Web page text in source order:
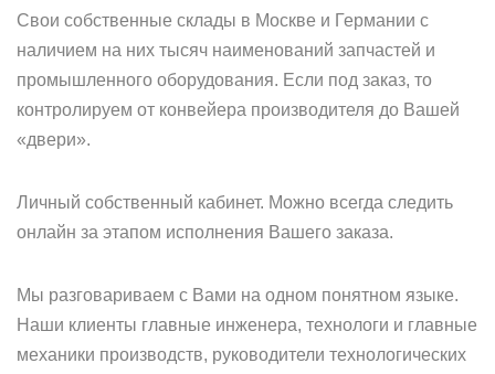
Свои собственные склады в Москве и Германии с
наличием на них тысяч наименований запчастей и
промышленного оборудования. Если под заказ, то
контролируем от конвейера производителя до Вашей
«двери».
Личный собственный кабинет. Можно всегда следить
онлайн за этапом исполнения Вашего заказа.
Мы разговариваем с Вами на одном понятном языке.
Наши клиенты главные инженера, технологи и главные
механики производств, руководители технологических